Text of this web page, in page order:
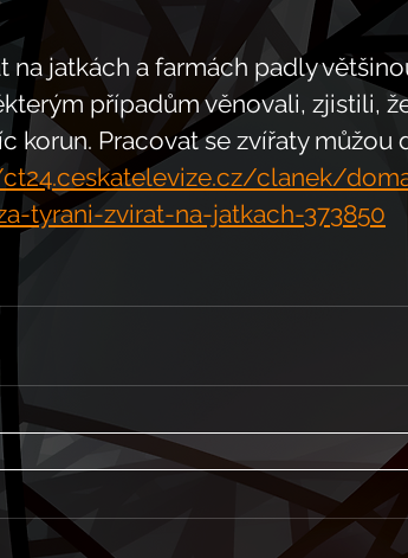
na jatkách a farmách padly
případům věnovali, zjistili,
korun. Pracovat se zvířaty můžou
clanek/
tyrani-zvirat-na-jatkach-373850